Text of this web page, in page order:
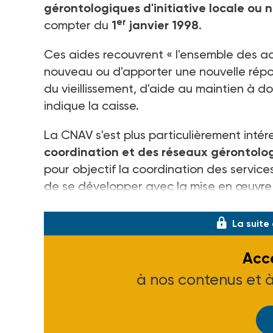
gérontologiques d'initiative locale ou
compter du 1er janvier 1998.
Ces aides recouvrent « l'ensemble des
nouveau ou d'apporter une nouvelle
du vieillissement, d'aide au maintien à
indique la caisse.
La CNAV s'est plus particulièrement
coordination et des réseaux
pour objectif la coordination des
de se développer avec la mise en
La suite
à nos contenus et